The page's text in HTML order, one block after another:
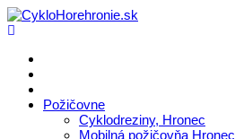
Požičovne
Cyklodreziny, Hronec
Mobilná požičovňa Hronec